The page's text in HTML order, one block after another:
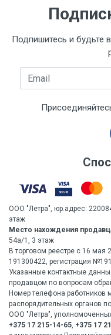
Подпишитесь и будьте
Email
ООО "Летра", юр.адрес:
этаж
Место нахождения
54а/1, 3 этаж
В торговом реестре с 16 мая
191300422, регистрация
Указанные контактные
продавцом по вопросам
Номер телефона работников
распорядительных органов
ООО "Летра",
+375 17 215-14-65, +375 17